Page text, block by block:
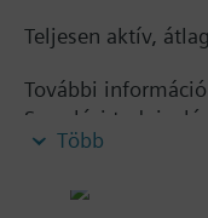
Teljesen aktív,
További információ
Szerelési tudnivaló:
Kompletten
Több